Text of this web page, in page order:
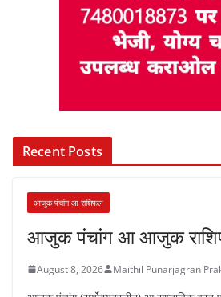
Recent Posts
आजुक पंचांग आ राशिफल
आजुक पंचांग आ आजुक
August 8, 2026 Maithil Punarjagran